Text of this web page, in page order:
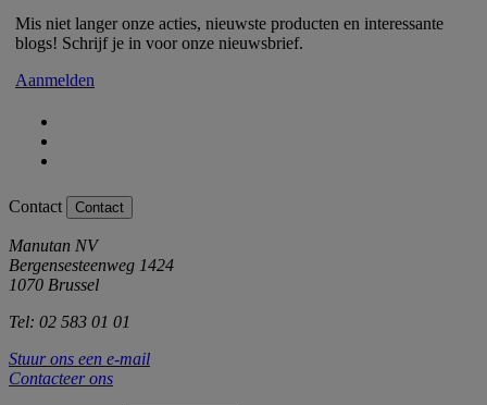
Mis niet langer onze acties, nieuwste producten en interessante
blogs! Schrijf je in voor onze nieuwsbrief.
Aanmelden
Contact Contact
Manutan NV
Bergensesteenweg 1424
1070 Brussel
Tel: 02 583 01 01
Stuur ons een e-mail
Contacteer ons